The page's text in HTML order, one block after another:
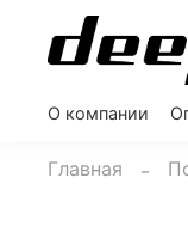
О компании
Главная